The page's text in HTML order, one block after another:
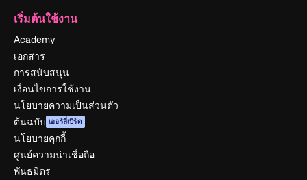
เริ่มต้นใช้งาน
Academy
เอกสาร
การสนับสนุน
เงื่อนไขการใช้งาน
นโยบายความเป็นส่วนตัว
ต้นฉบับ เออร์ลี่เบิร์ด
นโยบายคุกกี้
ศูนย์ความน่าเชื่อถือ
พันธมิตร